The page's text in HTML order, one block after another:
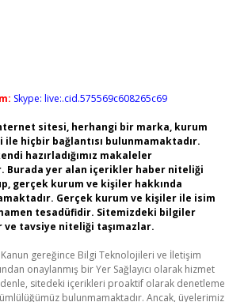
Skype: live:.cid.575569c608265c69
sitesi, herhangi bir marka, kurum
ile hiçbir bağlantısı bulunmamaktadır.
hazırladığımız makaleler
Burada yer alan içerikler haber niteliği
gerçek kurum ve kişiler hakkında
Gerçek kurum ve kişiler ile isim
tesadüfidir. Sitemizdeki bilgiler
tavsiye niteliği taşımazlar.
Kanun gereğince Bilgi Teknolojileri ve İletişim
onaylanmış bir Yer Sağlayıcı olarak hizmet
sitedeki içerikleri proaktif olarak denetleme
bulunmamaktadır. Ancak, üyelerimiz